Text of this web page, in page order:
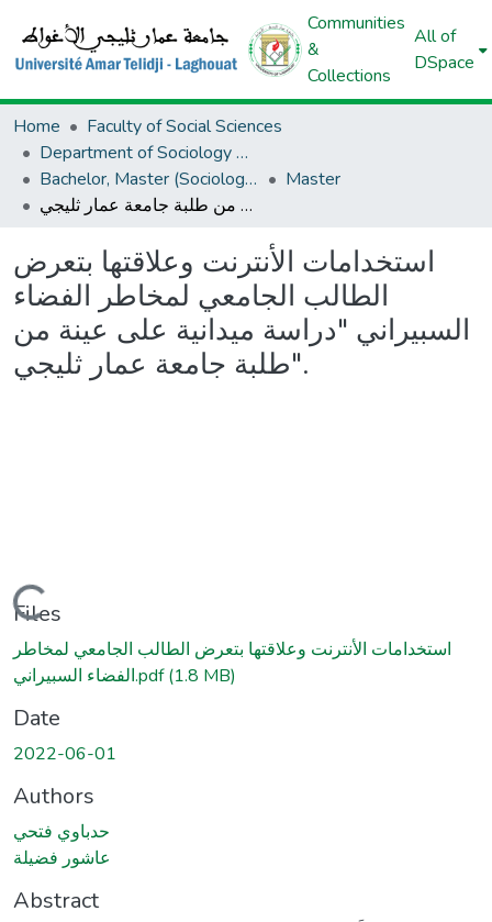
Communities
&
Collections
All of
DSpace
Home
Faculty of Social Sciences
Department of Sociology And Demography
Bachelor, Master (Sociology And Demography)
Master
استخدامات الأنترنت وعلاقتها بتعرض الطالب الجامعي لمخاطر الفضاء السبيراني "دراسة ميدانية على عينة من طلبة جامعة عمار ثليجي".
استخدامات الأنترنت وعلاقتها بتعرض
الطالب الجامعي لمخاطر الفضاء
السبيراني "دراسة ميدانية على عينة من
طلبة جامعة عمار ثليجي".
Loading...
Files
استخدامات الأنترنت وعلاقتها بتعرض الطالب الجامعي لمخاطر
الفضاء السبيراني.pdf(1.8 MB)
Date
2022-06-01
Authors
حدباوي فتحي
عاشور فضيلة
Abstract